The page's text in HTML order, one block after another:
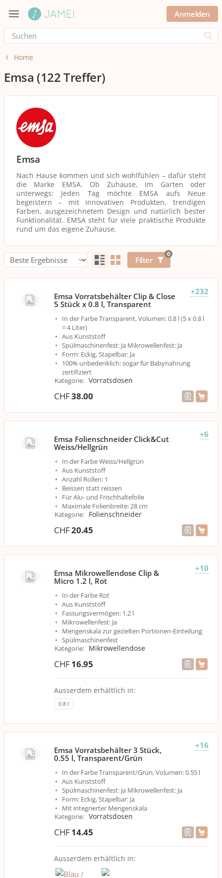
Anmelden
Home
Emsa (122 Treffer)
Emsa
Nach Hause kommen und sich wohlfühlen – dafür steht
die Marke EMSA. Ob Zuhause, im Garten oder
unterwegs: Jeden Tag möchte EMSA aufs Neue
begeistern – mit innovativen Produkten, trendigen
Farben, ausgezeichnetem Design und natürlich bester
Funktionalität. EMSA steht für viele praktische Produkte
rund um das eigene Zuhause.
0
Filter
+232
Emsa Vorratsbehälter Clip & Close
5 Stück x 0.8 l, Transparent
In der Farbe Transparent, Volumen: 0.8 l (5 x 0.8 l
= 4 Liter)
Aus Kunststoff
Spülmaschinenfest: Ja Mikrowellenfest: Ja
Form: Eckig, Stapelbar: Ja
100% unbedenklich: sogar für Babynahrung
zertifiziert
Kategorie: Vorratsdosen
CHF38.00
+6
Emsa Folienschneider Click&Cut
Weiss/Hellgrün
In der Farbe Weiss/Hellgrün
Aus Kunststoff
Anzahl Rollen: 1
Beissen statt reissen
Für Alu- und Frischhaltefolie
Maximale Folienbreite: 28 cm
Kategorie: Folienschneider
CHF20.45
+10
Emsa Mikrowellendose Clip &
Micro 1.2 l, Rot
In der Farbe Rot
Aus Kunststoff
Fassungsvermögen: 1.2 l
Mikrowellenfest: Ja
Mengenskala zur gezielten Portionen-Einteilung
Spülmaschinenfest
Kategorie: Mikrowellendose
CHF16.95
Ausserdem erhältlich in:
0.8 l
+16
Emsa Vorratsbehälter 3 Stück,
0.55 l, Transparent/Grün
In der Farbe Transparent/Grün, Volumen: 0.55 l
Aus Kunststoff
Spülmaschinenfest: Ja Mikrowellenfest: Ja
Form: Eckig, Stapelbar: Ja
Mit integrierter Mengenskala
Kategorie: Vorratsdosen
CHF14.45
Ausserdem erhältlich in: